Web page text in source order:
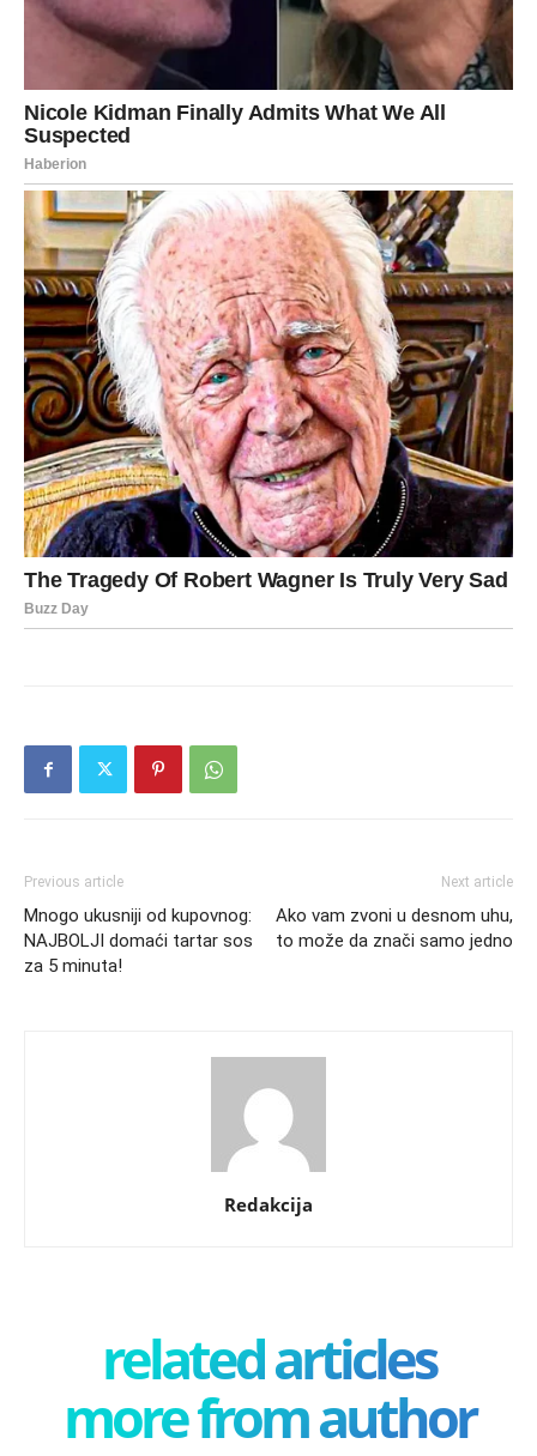
Previous article
Mnogo ukusniji od kupovnog:
NAJBOLJI domaći tartar sos
za 5 minuta!
Next article
Ako vam zvoni u desnom uhu,
to može da znači samo jedno
Redakcija
related articles
more from author